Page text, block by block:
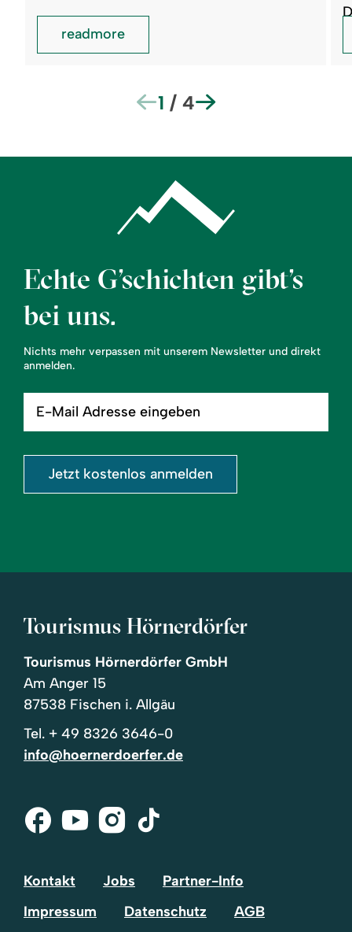
readmore
1 / 4
Echte G’schichten gibt’s
bei uns.
Nichts mehr verpassen mit unserem Newsletter und direkt
anmelden.
Mail
eingeben
Jetzt kostenlos anmelden
Tourismus Hörnerdörfer
Tourismus Hörnerdörfer GmbH
Am Anger 15
87538 Fischen i. Allgäu
Tel. + 49 8326 3646-0
info@hoernerdoerfer.de
Facebook
Youtube
Instagram
Tik-
Kontakt Jobs
Partner-Info
Impressum
Datenschutz AGB